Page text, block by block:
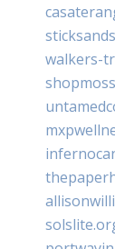
walkers-